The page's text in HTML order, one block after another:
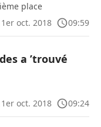
place
1er oct. 2018
09:59
a ’trouvé
1er oct. 2018
09:24